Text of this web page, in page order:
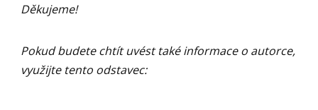
Děkujeme!
Pokud budete chtít uvést také informace o autorce,
využijte tento odstavec: